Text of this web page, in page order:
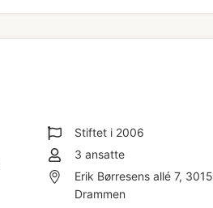
Stiftet i 2006
3 ansatte
Erik Børresens allé 7, 3015
Drammen